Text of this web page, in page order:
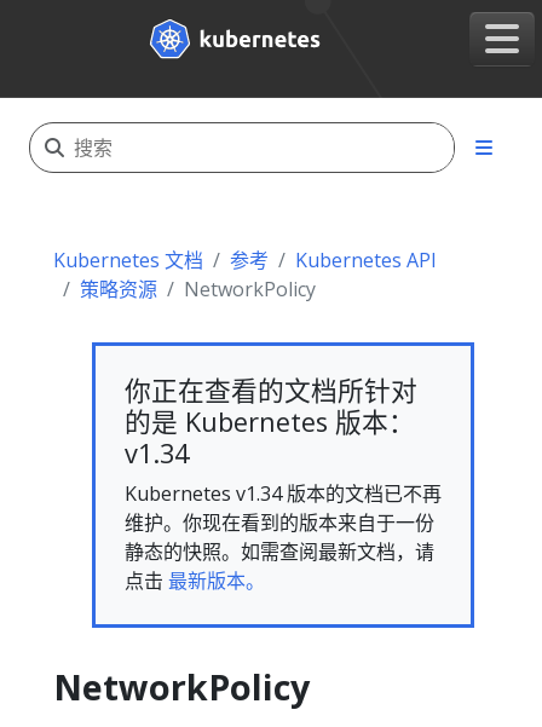
Kubernetes 文档 参考
Kubernetes API
策略资源
NetworkPolicy
你正在查看的文档所针对
的是 Kubernetes 版本：
v1.34
Kubernetes v1.34 版本的文档已不再
维护。你现在看到的版本来自于一份
静态的快照。如需查阅最新文档，请
点击 最新版本。
NetworkPolicy